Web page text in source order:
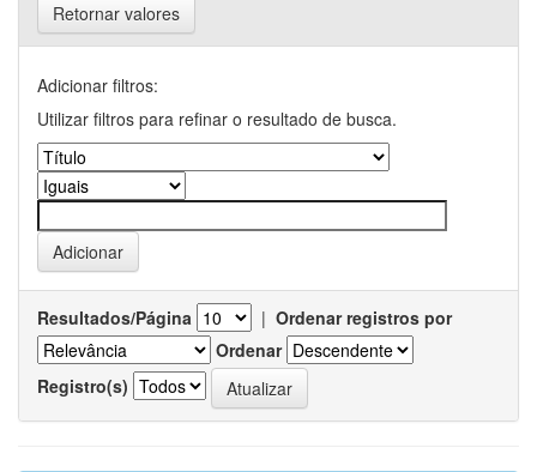
Retornar valores
Adicionar filtros:
Utilizar filtros para refinar o resultado de busca.
Resultados/Página | Ordenar registros por
Ordenar
Registro(s)